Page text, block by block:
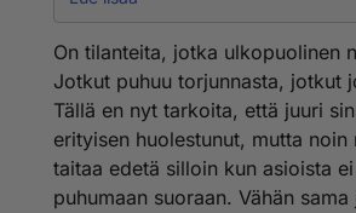
spontaanit kainalossaolot tietty eivät
sitä toki käydä nukkumassa
Niin. unohdin sanoa että meillä on
leveämmät sängyt kummallakin
molemmat samaan.
; D
On tilanteita, jotka ulkopuolinen
Jotkut puhuu torjunnasta, jotkut
Tällä en nyt tarkoita, että juuri
erityisen huolestunut, mutta noin
taitaa edetä silloin kun asioista
puhumaan suoraan. Vähän